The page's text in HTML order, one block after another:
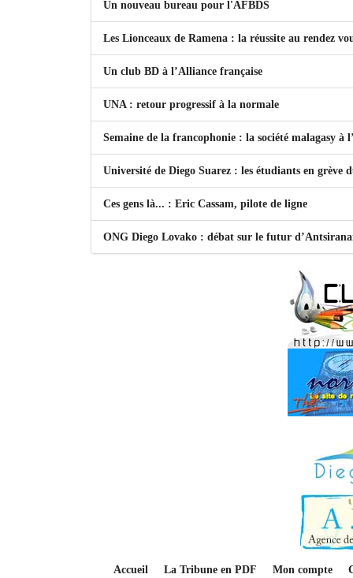
Un nouveau bureau pour l'AFBDS
Les Lionceaux de Ramena : la réussite au rendez
Un club BD à l’Alliance française
UNA : retour progressif à la normale
Semaine de la francophonie : la société malagasy à
Université de Diego Suarez : les étudiants en grève
Ces gens là... : Eric Cassam, pilote de ligne
ONG Diego Lovako : débat sur le futur
Accueil La Tribune en PDF Mon compte